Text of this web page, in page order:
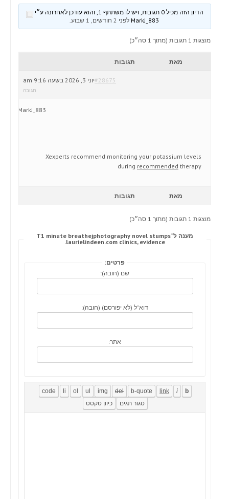
הדיון הזה מכיל 0 תגובות, ויש לו משתתף 1, והוא עודכן לאחרונה ע״י
לפני 2 חודשים, 1 שבוע .
מוצגות 1 תגובות (מתוך 1 סה״כ)
מאת תגובות
יוני 3, 2026 בשעה 9:16 am#28675
תגובה
MarkJ_883
Xexperts recommend monitoring your potassium levels
during recommended therapy
מאת תגובות
מוצגות 1 תגובות (מתוך 1 סה״כ)
מענה ל־T1 minute breathejphotography novel stumps
laurielindeen.com clinics, evidence.
פרטים:
שם (חובה):
דוא"ל (לא יפורסם) (חובה):
אתר: